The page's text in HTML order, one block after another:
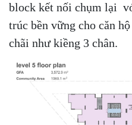
block kết nối chụm lại
trúc bền vững cho căn
chãi như kiềng 3 chân.